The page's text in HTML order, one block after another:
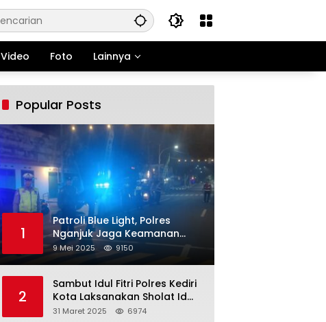
Video Foto Lainnya
Popular Posts
1
Patroli Blue Light, Polres
Nganjuk Jaga Keamanan
Jelang Long Weekend
9 Mei 2025 9150
2
Sambut Idul Fitri Polres Kediri
Kota Laksanakan Sholat Id
dan Gelar Halalbihalal
31 Maret 2025 6974